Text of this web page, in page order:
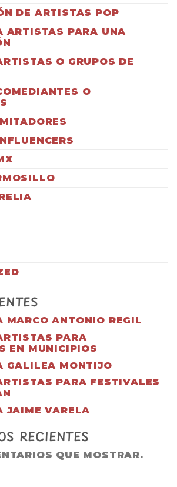
DE ARTISTAS POP
ARTISTAS PARA UNA
O GRUPOS DE
O
MARCO ANTONIO REGIL
PARA
EN MUNICIPIOS
GALILEA MONTIJO
PARA FESTIVALES
JAIME VARELA
RECIENTES
QUE MOSTRAR.